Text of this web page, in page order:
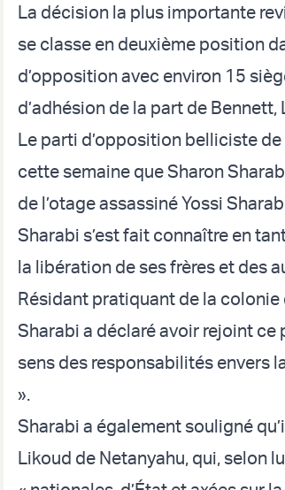
La décision la plus importante
se classe en deuxième position
d’opposition avec environ 15
d’adhésion de la part de
Le parti d’opposition belliciste
cette semaine que Sharon
de l’otage assassiné Yossi
Sharabi s’est fait connaître en
la libération de ses frères et des
Résidant pratiquant de la colonie
Sharabi a déclaré avoir rejoint
sens des responsabilités envers
».
Sharabi a également souligné
Likoud de Netanyahu, qui, selon